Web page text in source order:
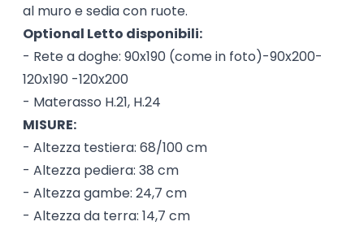
al muro e sedia con ruote.
Optional Letto disponibili:
- Rete a doghe: 90x190 (come in foto)-90x200-
120x190 -120x200
- Materasso H.21, H.24
MISURE:
- Altezza testiera: 68/100 cm
- Altezza pediera: 38 cm
- Altezza gambe: 24,7 cm
- Altezza da terra: 14,7 cm